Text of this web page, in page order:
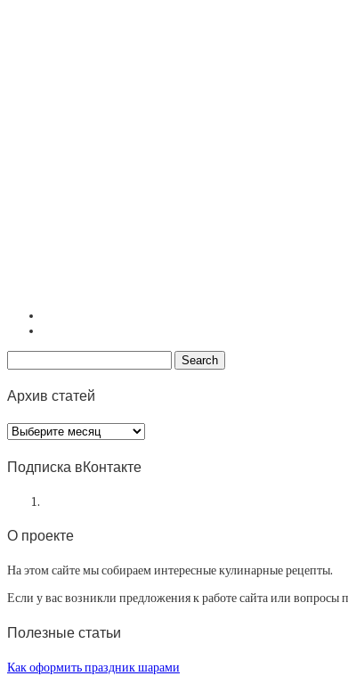
Архив статей
Архив
статей
Подписка вКонтакте
О проекте
На этом сайте мы собираем интересные кулинарные рецепты.
Если у вас возникли предложения к работе сайта или
Полезные статьи
Как оформить праздник шарами